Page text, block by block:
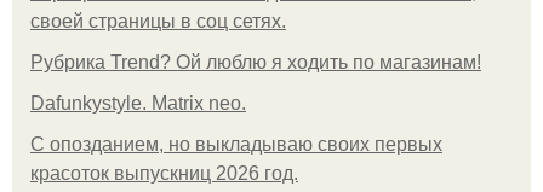
своей страницы в соц сетях.
Рубрика Trend? Ой люблю я ходить по магазинам!
Dafunkystyle. Matrix neo.
С опозданием, но выкладываю своих первых
красоток выпускниц 2026 год.